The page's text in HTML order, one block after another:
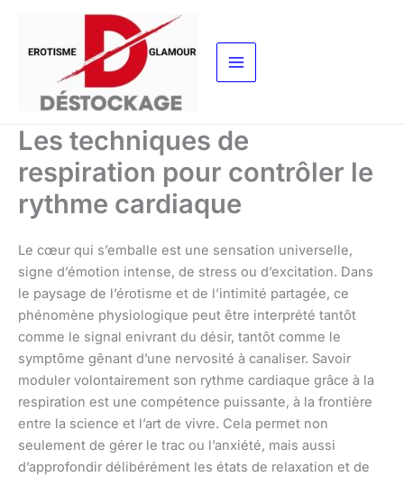
contenu
Les techniques de
respiration pour contrôler le
rythme cardiaque
Le cœur qui s’emballe est une sensation universelle,
signe d’émotion intense, de stress ou d’excitation. Dans
le paysage de l’érotisme et de l’intimité partagée, ce
phénomène physiologique peut être interprété tantôt
comme le signal enivrant du désir, tantôt comme le
symptôme gênant d’une nervosité à canaliser. Savoir
moduler volontairement son rythme cardiaque grâce à la
respiration est une compétence puissante, à la frontière
entre la science et l’art de vivre. Cela permet non
seulement de gérer le trac ou l’anxiété, mais aussi
d’approfondir délibérément les états de relaxation et de